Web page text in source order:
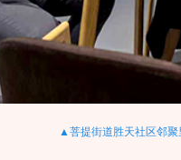
▲菩提街道胜天社区邻聚